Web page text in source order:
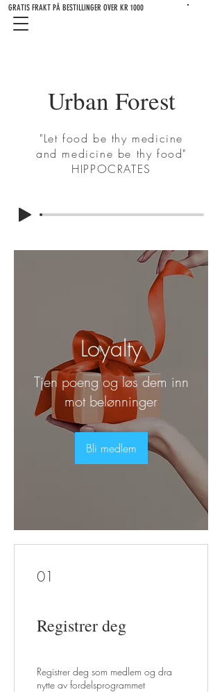
Urban Forest
"Let food be thy medicine
and medicine be thy food"
HIPPOCRATES
GRATIS FRAKT PÅ BESTILLINGER OVER KR 1000
Loyalty
Tjen poeng og løs dem inn
mot belønninger
Bli medlem
01
Registrer deg
Registrer deg som medlem og dra
nytte av fordelsprogrammet